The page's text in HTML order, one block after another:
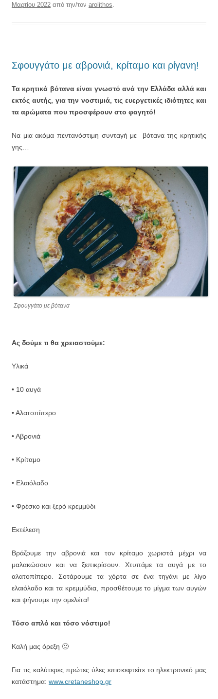
Μαρτίου 2022 από την/τον arolithos.
Σφουγγάτο με αβρονιά, κρίταμο και ρίγανη!
Τα κρητικά βότανα είναι γνωστό ανά την Ελλάδα αλλά και
εκτός αυτής, για την νοστιμιά, τις ευεργετικές ιδιότητες και
τα αρώματα που προσφέρουν στο φαγητό!
Να μια ακόμα πεντανόστιμη συνταγή με βότανα της κρητικής
γης…
Σφουγγάτο με βότανα
Ας δούμε τι θα χρειαστούμε:
Υλικά
• 10 αυγά
• Αλατοπίπερο
• Αβρονιά
• Κρίταμο
• Ελαιόλαδο
• Φρέσκο και ξερό κρεμμύδι
Εκτέλεση
Βράζουμε την αβρονιά και τον κρίταμο χωριστά μέχρι να
μαλακώσουν και να ξεπικρίσουν. Χτυπάμε τα αυγά με το
αλατοπίπερο. Σοτάρουμε τα χόρτα σε ένα τηγάνι με λίγο
ελαιόλαδο και τα κρεμμύδια, προσθέτουμε το μίγμα των αυγών
και ψήνουμε την ομελέτα!
Τόσο απλό και τόσο νόστιμο!
Καλή μας όρεξη 🙂
Για τις καλύτερες πρώτες ύλες επισκεφτείτε το ηλεκτρονικό μας
κατάστημα: www.cretaneshop.gr